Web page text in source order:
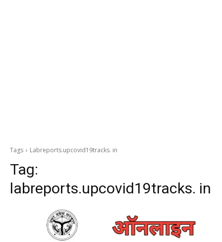
Tags Labreports.upcovid19tracks. in
Tag:
labreports.upcovid19tracks. in